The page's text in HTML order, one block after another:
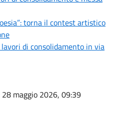
torna il contest artistico
di consolidamento in via
28 maggio 2026, 09:39